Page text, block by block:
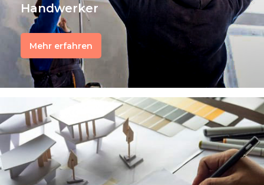
Handwerker
Mehr erfahren